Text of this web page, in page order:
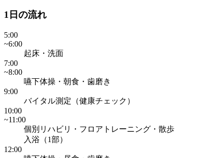
1日の流れ
5:00
~6:00
起床・洗面
7:00
~8:00
嚥下体操・朝食・歯磨き
9:00
バイタル測定（健康チェック）
10:00
~11:00
個別リハビリ・フロアトレーニング・散歩
入浴（1部）
12:00